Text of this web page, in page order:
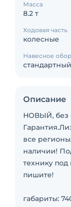
Масса
8.2 т
Ходовая часть
колесные
Навесное
Описание
НОВЫЙ, без
все
наличии!
технику
пишите!
габариты: